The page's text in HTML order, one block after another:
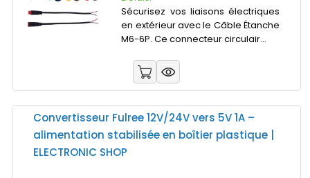
Sécurisez vos liaisons électriques
en extérieur avec le Câble Étanche
M6-6P. Ce connecteur circulair...
Convertisseur Fulree 12V/24V vers 5V 1A –
alimentation stabilisée en boîtier plastique |
ELECTRONIC SHOP